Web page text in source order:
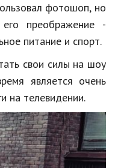
фотошоп, но
преображение -
питание и спорт.
свои силы на шоу
является очень
на телевидении.